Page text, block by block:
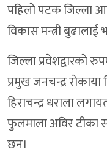
पहिलाे पटक जिल्ला
विकास मन्त्री
जिल्ला प्रवेशद्वारकाे
प्रमुख जनचन्द्र
हिराचन्द्र धराला
फुलमाला अविर टीका
छन।